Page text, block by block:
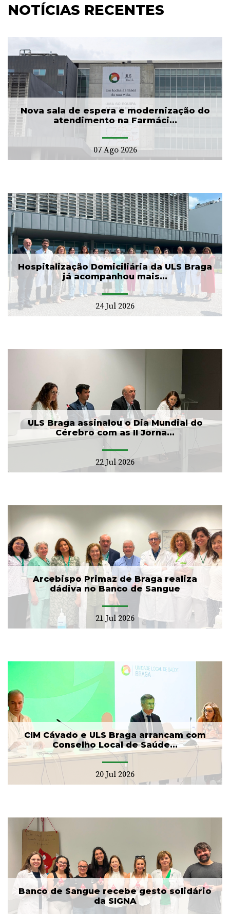
NOTÍCIAS RECENTES
Nova sala de espera e modernização do
atendimento na Farmáci...
07 Ago 2026
Hospitalização Domiciliária da ULS Braga
já acompanhou mais...
24 Jul 2026
ULS Braga assinalou o Dia Mundial do
Cérebro com as II Jorna...
22 Jul 2026
Arcebispo Primaz de Braga realiza
dádiva no Banco de Sangue
21 Jul 2026
CIM Cávado e ULS Braga arrancam com
Conselho Local de Saúde...
20 Jul 2026
Banco de Sangue recebe gesto solidário
da SIGNA